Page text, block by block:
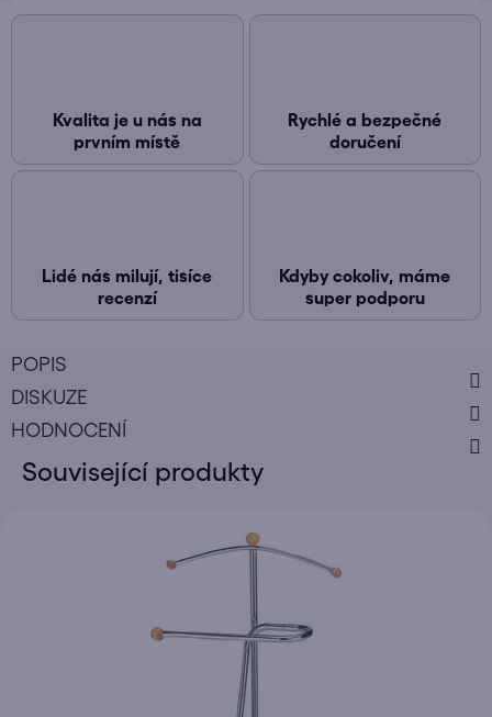
Kvalita je u nás na
prvním místě
Rychlé a bezpečné
doručení
Lidé nás milují, tisíce
recenzí
Kdyby cokoliv, máme
super podporu
POPIS
DISKUZE
HODNOCENÍ
Související produkty